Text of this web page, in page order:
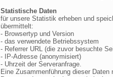
Statistische Daten
für unsere Statistik erheben und
übermittelt:
- Browsertyp und Version
- das verwendete Betriebssystem
- Referrer URL (die zuvor besuchte
- IP-Adresse (anonymisiert)
- Uhrzeit der Serveranfrage.
Eine Zusammenführung dieser